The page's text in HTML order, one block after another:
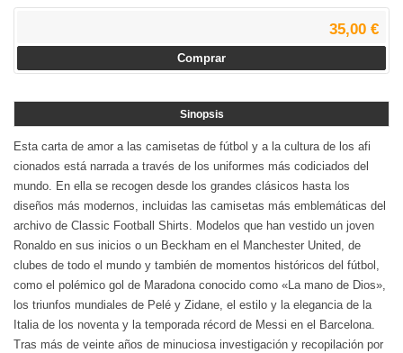
35,00 €
Comprar
Sinopsis
Esta carta de amor a las camisetas de fútbol y a la cultura de los afi
cionados está narrada a través de los uniformes más codiciados del
mundo. En ella se recogen desde los grandes clásicos hasta los
diseños más modernos, incluidas las camisetas más emblemáticas del
archivo de Classic Football Shirts. Modelos que han vestido un joven
Ronaldo en sus inicios o un Beckham en el Manchester United, de
clubes de todo el mundo y también de momentos históricos del fútbol,
como el polémico gol de Maradona conocido como «La mano de Dios»,
los triunfos mundiales de Pelé y Zidane, el estilo y la elegancia de la
Italia de los noventa y la temporada récord de Messi en el Barcelona.
Tras más de veinte años de minuciosa investigación y recopilación por